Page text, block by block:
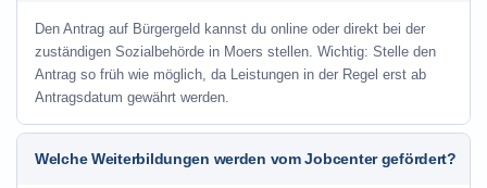
Den Antrag auf Bürgergeld kannst du online oder direkt bei der
zuständigen Sozialbehörde in Moers stellen. Wichtig: Stelle den
Antrag so früh wie möglich, da Leistungen in der Regel erst ab
Antragsdatum gewährt werden.
Welche Weiterbildungen werden vom Jobcenter gefördert?